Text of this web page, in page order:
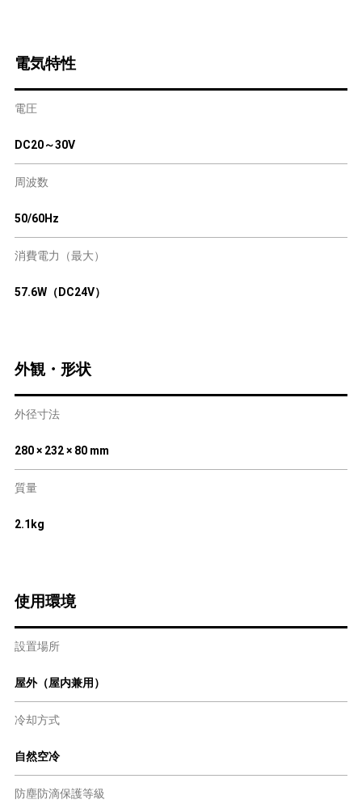
電気特性
電圧
DC20～30V
周波数
50/60Hz
消費電力（最大）
57.6W（DC24V）
外観・形状
外径寸法
280 × 232 × 80 mm
質量
2.1kg
使用環境
設置場所
屋外（屋内兼用）
冷却方式
自然空冷
防塵防滴保護等級